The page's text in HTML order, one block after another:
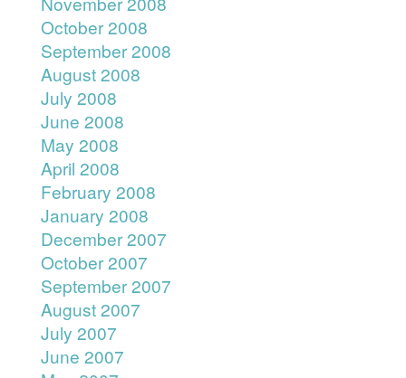
October 2008
September 2008
August 2008
July 2008
June 2008
May 2008
April 2008
February 2008
January 2008
December 2007
October 2007
September 2007
August 2007
July 2007
June 2007